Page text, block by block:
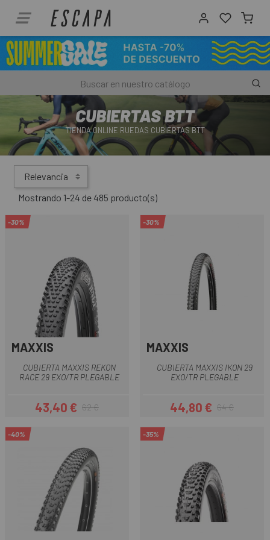
CUBIERTAS BTT
TIENDA ONLINE RUEDAS CUBIERTAS BTT
Relevancia
Mostrando 1-24 de 485 producto(s)
-30%
MAXXIS
CUBIERTA MAXXIS REKON
RACE 29 EXO/TR PLEGABLE
Precio
43,40 €Precio regular
62 €
-30%
MAXXIS
CUBIERTA MAXXIS IKON 29
EXO/TR PLEGABLE
Precio
44,80 €Precio regular
64 €
-40% -35%